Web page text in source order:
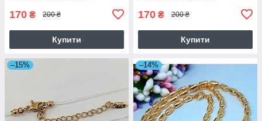
170 ₴ 200 ₴
Купити
170 ₴ 200 ₴
Купити
–15% –14%